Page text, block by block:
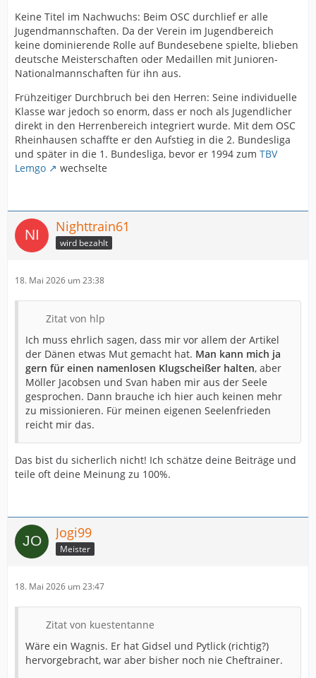
Keine Titel im Nachwuchs: Beim OSC durchlief er alle
Jugendmannschaften. Da der Verein im Jugendbereich
keine dominierende Rolle auf Bundesebene spielte, blieben
deutsche Meisterschaften oder Medaillen mit Junioren-
Nationalmannschaften für ihn aus.
Frühzeitiger Durchbruch bei den Herren: Seine individuelle
Klasse war jedoch so enorm, dass er noch als Jugendlicher
direkt in den Herrenbereich integriert wurde. Mit dem OSC
Rheinhausen schaffte er den Aufstieg in die 2. Bundesliga
und später in die 1. Bundesliga, bevor er 1994 zum TBV
Lemgo
wechselte
Nighttrain61
wird bezahlt
18. Mai 2026 um 23:38
Zitat von hlp
Ich muss ehrlich sagen, dass mir vor allem der Artikel
der Dänen etwas Mut gemacht hat. Man kann mich ja
gern für einen namenlosen Klugscheißer halten, aber
Möller Jacobsen und Svan haben mir aus der Seele
gesprochen. Dann brauche ich hier auch keinen mehr
zu missionieren. Für meinen eigenen Seelenfrieden
reicht mir das.
Das bist du sicherlich nicht! Ich schätze deine Beiträge und
teile oft deine Meinung zu 100%.
Jogi99
Meister
18. Mai 2026 um 23:47
Zitat von kuestentanne
Wäre ein Wagnis. Er hat Gidsel und Pytlick (richtig?)
hervorgebracht, war aber bisher noch nie Cheftrainer.